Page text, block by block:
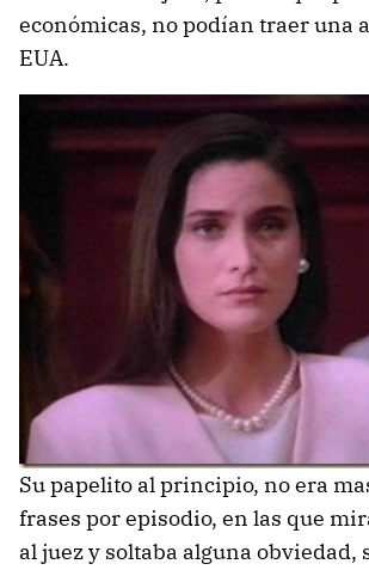
económicas, no podían traer una
EUA.
Su papelito al principio, no era
frases por episodio, en las que
al juez y soltaba alguna obviedad,